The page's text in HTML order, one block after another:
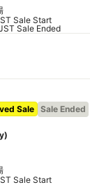
Sale Start
Sale Ended
Sale Sale Ended
)
Sale Start